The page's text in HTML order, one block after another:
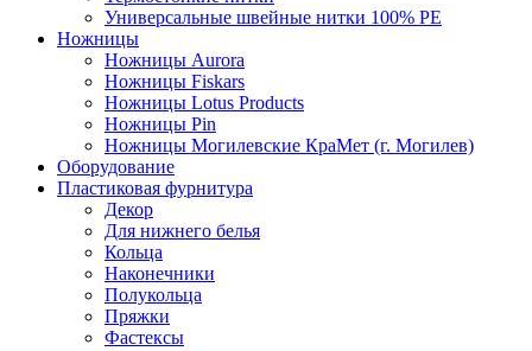
Универсальные швейные нитки 100% PE
Ножницы
Ножницы Aurora
Ножницы Fiskars
Ножницы Lotus Products
Ножницы Pin
Ножницы Могилевские КраМет (г. Могилев)
Оборудование
Пластиковая фурнитура
Декор
Для нижнего белья
Кольца
Наконечники
Полукольца
Пряжки
Фастексы